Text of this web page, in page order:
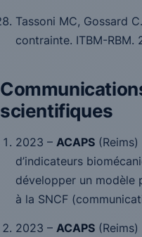
Tassoni MC, Gossard
contrainte. ITBM-RBM.
scientifiques
2023 – ACAPS (Reims)
d’indicateurs
développer un modèle
à la SNCF
2023 – ACAPS (Reims)